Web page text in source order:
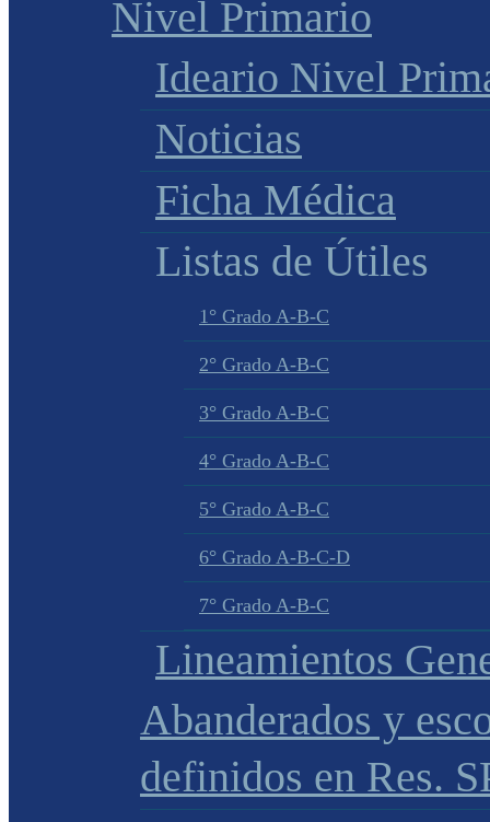
Nivel Primario
Ideario Nivel
Noticias
Ficha Médica
Listas de Útiles
1° Grado A-B-C
2° Grado A-B-C
3° Grado A-B-C
4° Grado A-B-C
5° Grado A-B-C
6° Grado A-B-C-D
7° Grado A-B-C
Lineamientos
Abanderados y
definidos en Res.